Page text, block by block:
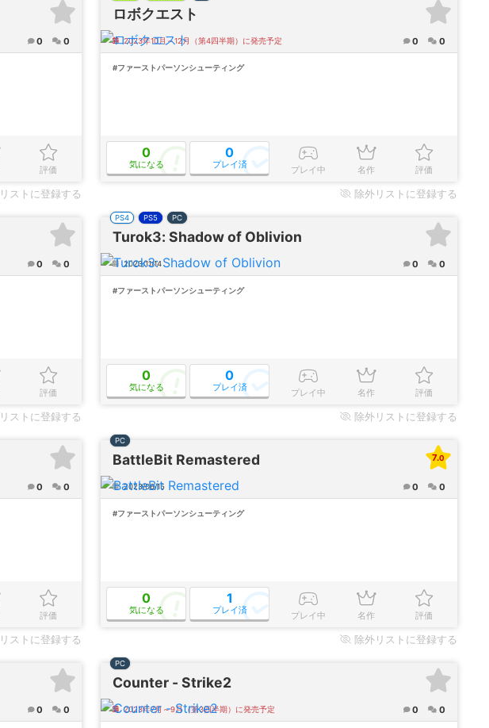
0 0
評価
リストに登録する
ロボクエスト
2023年10月～12月（第4四半期）に発売予定 0 0
#ファーストパーソンシューティング
0
気になる
0
プレイ済
プレイ中 名作 評価
除外 リストに登録する
0 0
評価
リストに登録する
Turok3: Shadow of Oblivion
PS4 PS5 PC
2023/11/14 0 0
#ファーストパーソンシューティング
0
気になる
0
プレイ済
プレイ中 名作 評価
除外 リストに登録する
0 0
評価
リストに登録する
BattleBit Remastered
PC
7.0
2023/06/15 0 0
#ファーストパーソンシューティング
0
気になる
1
プレイ済
プレイ中 名作 評価
除外 リストに登録する
0 0
Counter - Strike2
PC
2023年7月～9月（第3四半期）に発売予定 0 0